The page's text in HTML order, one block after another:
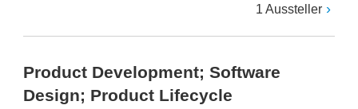
1 Aussteller
Product Development; Software
Design; Product Lifecycle